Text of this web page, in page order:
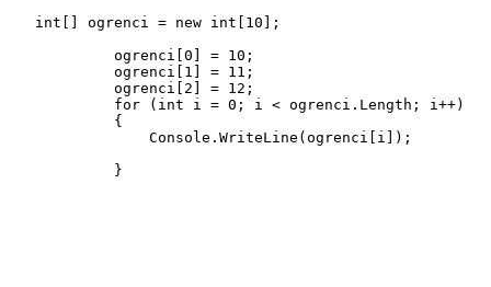
   int[] ogrenci = new int[10];
            ogrenci[0] = 10;
            ogrenci[1] = 11;
            ogrenci[2] = 12;
            for (int i = 0; i < ogrenci.Length; i++)
            {
                Console.WriteLine(ogrenci[i]);
            }